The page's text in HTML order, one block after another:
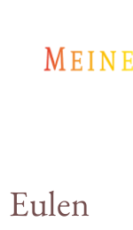
Eulen